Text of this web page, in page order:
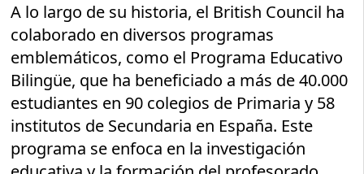
A lo largo de su historia, el British Council ha
colaborado en diversos programas
emblemáticos, como el Programa Educativo
Bilingüe, que ha beneficiado a más de 40.000
estudiantes en 90 colegios de Primaria y 58
institutos de Secundaria en España. Este
programa se enfoca en la investigación